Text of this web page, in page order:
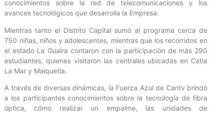
conocimientos sobre la red de telecomunicaciones y los
avances tecnológicos que desarrolla la Empresa.
Mientras tanto el Distrito Capital sumó al programa cerca de
750 niñas, niños y adolescentes, mientras que los recorridos en
el estado La Guaira contaron con la participación de más 290
estudiantes, quienes visitaron las centrales ubicadas en Catia
La Mar y Maiquetía.
A través de diversas dinámicas, la Fuerza Azul de Cantv brindó
a los participantes conocimientos sobre la tecnología de fibra
óptica, cómo realizar un empalme, las unidades de